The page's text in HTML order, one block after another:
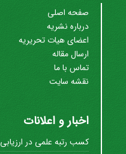
صفحه اصلی
درباره نشریه
اعضای هیات تحریریه
ارسال مقاله
تماس با ما
نقشه سایت
اخبار و اعلانات
کسب رتبه علمی در ارزیابی 1404